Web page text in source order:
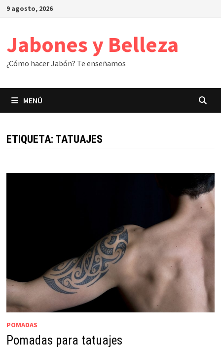
Saltar
9 agosto, 2026
Jabones y Belleza
¿Cómo hacer Jabón? Te enseñamos
MENÚ
ETIQUETA: TATUAJES
POMADAS
Pomadas para tatuajes